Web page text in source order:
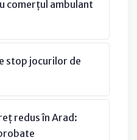
comerțul ambulant
stop jocurilor de
redus în Arad: